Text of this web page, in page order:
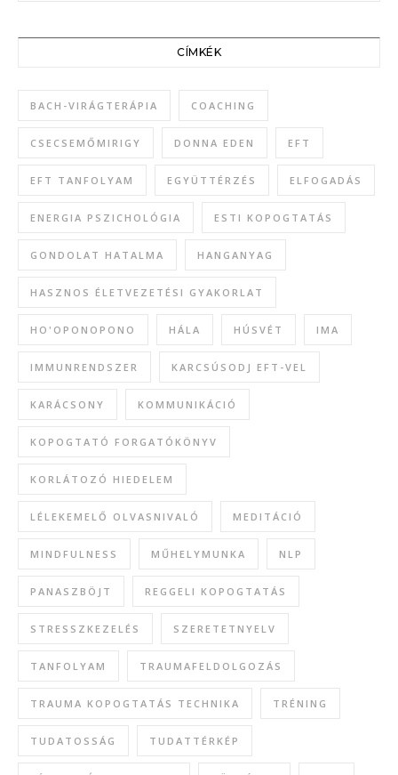
CÍMKÉK
BACH-VIRÁGTERÁPIA COACHING
CSECSEMŐMIRIGY DONNA EDEN EFT
EFT TANFOLYAM EGYÜTTÉRZÉS ELFOGADÁS
ENERGIA PSZICHOLÓGIA ESTI KOPOGTATÁS
GONDOLAT HATALMA HANGANYAG
HASZNOS ÉLETVEZETÉSI GYAKORLAT
HO'OPONOPONO HÁLA HÚSVÉT IMA
IMMUNRENDSZER KARCSÚSODJ EFT-VEL
KARÁCSONY KOMMUNIKÁCIÓ
KOPOGTATÓ FORGATÓKÖNYV
KORLÁTOZÓ HIEDELEM
LÉLEKEMELŐ OLVASNIVALÓ MEDITÁCIÓ
MINDFULNESS MŰHELYMUNKA NLP
PANASZBÖJT REGGELI KOPOGTATÁS
STRESSZKEZELÉS SZERETETNYELV
TANFOLYAM TRAUMAFELDOLGOZÁS
TRAUMA KOPOGTATÁS TECHNIKA TRÉNING
TUDATOSSÁG TUDATTÉRKÉP